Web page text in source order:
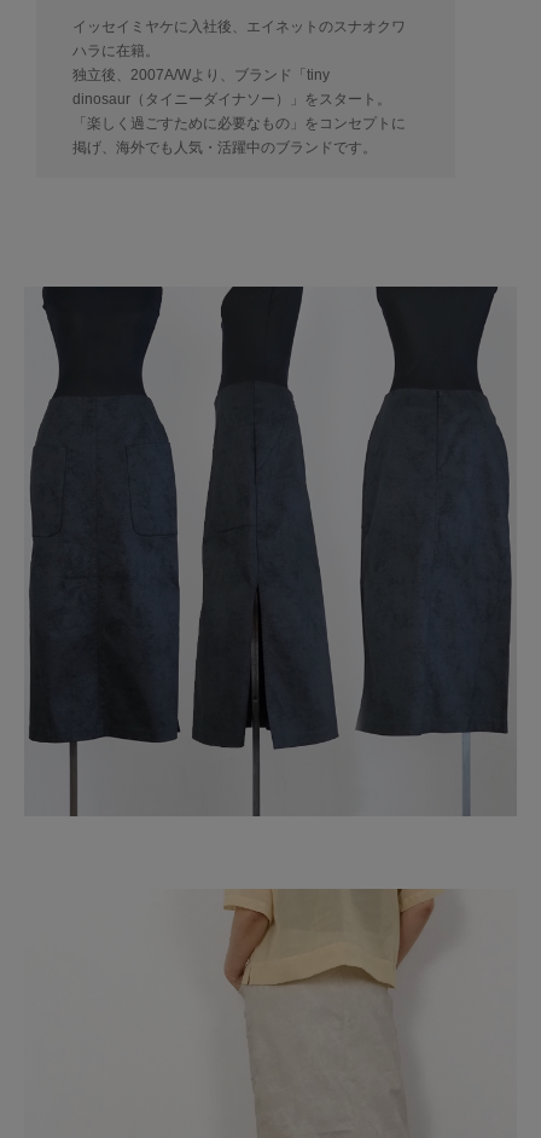
イッセイミヤケに入社後、エイネットのスナオクワ
ハラに在籍。
独立後、2007A/Wより、ブランド「tiny
dinosaur（タイニーダイナソー）」をスタート。
「楽しく過ごすために必要なもの」をコンセプトに
掲げ、海外でも人気・活躍中のブランドです。